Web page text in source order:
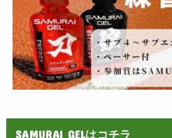
SAMURAI GELはコチラ